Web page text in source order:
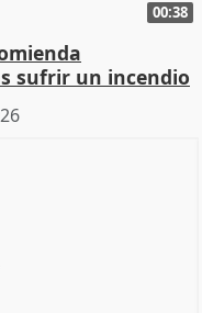
00:38
sufrir un incendio